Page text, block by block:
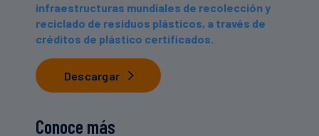
infraestructuras mundiales de recolección y
reciclado de residuos plásticos, a través de
créditos de plástico certificados.
Descargar
Conoce más